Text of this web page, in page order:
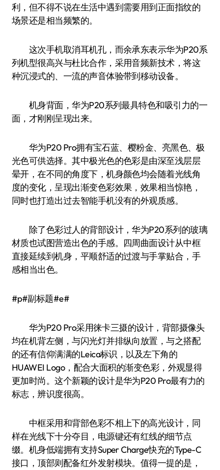
利，但不得不说在生活中遇到需要用到正面指纹的
场景还是相当频繁的。
这次手机取消耳机孔，而余承东表示华为P20系
列机型很高兴与杜比合作，采用音频新技术，将这
种沉浸式的、一流的声音体验带到移动设备。
机身背面，华为P20系列最具特色和吸引力的一
面，才刚刚呈现出来。
华为P20 Pro拥有宝石蓝、樱粉金、亮黑色、极
光色可供选择。其中极光色的色彩是由深至浅层层
晕开，在不同的角度下，机身颜色均会随着光线角
度的变化，呈现出渐变色彩效果，效果相当惊艳，
同时也打造出过去智能手机没有的外观质感。
除了色彩过人的背部设计，华为P20系列的玻璃
材质也试图营造出色的手感。四周曲面设计从中框
直接延续到机身，平顺舒适的过渡与手掌贴合，手
感相当出色。
#p#副标题#e#
华为P20 Pro采用徕卡三摄的设计，背部摄像头
均在机背左侧，与闪光灯并排纵向放置，与之搭配
的还有信仰满满的Leica标识，以及左下角的
HUAWEI Logo，配合大面积的渐变色彩，外观显得
更加时尚。这个新颖的设计是华为P20 Pro最有力的
标志，辨识度很高。
中框采用和背部色彩不相上下的高光设计，同
样在光线下十分夺目，电源键还有红线的细节点
缀。机身低端拥有支持Super Charge快充的Type-C
接口，顶部则配备红外发射模块。值得一提的是，